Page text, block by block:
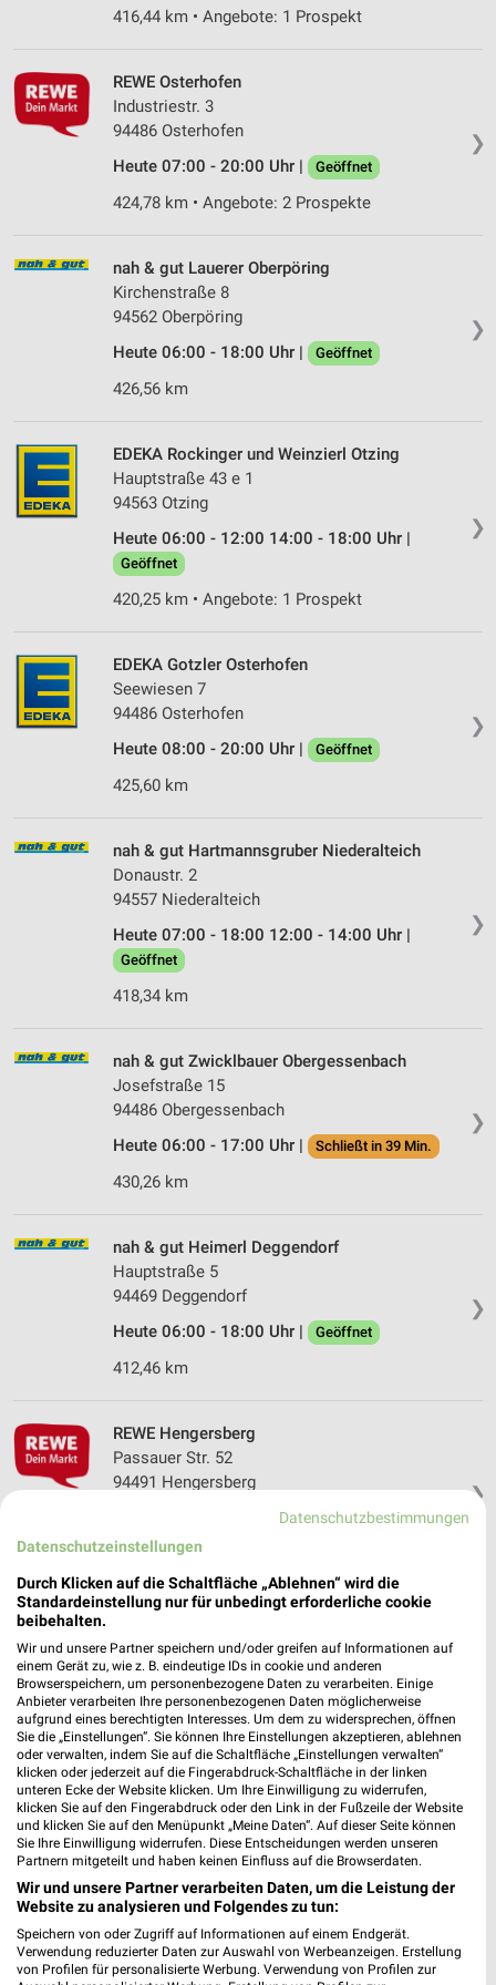
416,44 km • Angebote: 1 Prospekt
❯
REWE Osterhofen
Industriestr. 3
94486 Osterhofen
Heute 07:00 - 20:00 Uhr |
Geöffnet
424,78 km • Angebote: 2 Prospekte
❯
nah & gut Lauerer Oberpöring
Kirchenstraße 8
94562 Oberpöring
Heute 06:00 - 18:00 Uhr |
Geöffnet
426,56 km
❯
EDEKA Rockinger und Weinzierl Otzing
Hauptstraße 43 e 1
94563 Otzing
Heute 06:00 - 12:00 14:00 - 18:00 Uhr |
Geöffnet
420,25 km • Angebote: 1 Prospekt
❯
EDEKA Gotzler Osterhofen
Seewiesen 7
94486 Osterhofen
Heute 08:00 - 20:00 Uhr |
Geöffnet
425,60 km
❯
nah & gut Hartmannsgruber Niederalteich
Donaustr. 2
94557 Niederalteich
Heute 07:00 - 18:00 12:00 - 14:00 Uhr |
Geöffnet
418,34 km
❯
nah & gut Zwicklbauer Obergessenbach
Josefstraße 15
94486 Obergessenbach
Heute 06:00 - 17:00 Uhr |
Schließt in 39 Min.
430,26 km
❯
nah & gut Heimerl Deggendorf
Hauptstraße 5
94469 Deggendorf
Heute 06:00 - 18:00 Uhr |
Geöffnet
412,46 km
❯
REWE Hengersberg
Passauer Str. 52
94491 Hengersberg
Heute 07:00 - 20:00 Uhr | Geöffnet
417,75 km • Angebote: 2 Prospekte
Werftstraße 15
94469 Deggendorf
Heute 06:00 - 20:00 Uhr | Geöffnet
411,77 km • Angebote: 1 Prospekt
EDEKA Buchbauer Hengersberg
Deggendorfer Straße 14
94491 Hengersberg
Heute 07:00 - 20:00 Uhr | Geöffnet
417,18 km • Angebote: 1 Prospekt
Datenschutzbestimmungen
Datenschutzeinstellungen
Durch Klicken auf die Schaltfläche „Ablehnen“ wird die
Standardeinstellung nur für unbedingt erforderliche cookie
beibehalten.
Wir und unsere Partner speichern und/oder greifen auf Informationen auf
einem Gerät zu, wie z. B. eindeutige IDs in cookie und anderen
Browserspeichern, um personenbezogene Daten zu verarbeiten. Einige
Anbieter verarbeiten Ihre personenbezogenen Daten möglicherweise
aufgrund eines berechtigten Interesses. Um dem zu widersprechen, öffnen
Sie die „Einstellungen“. Sie können Ihre Einstellungen akzeptieren, ablehnen
oder verwalten, indem Sie auf die Schaltfläche „Einstellungen verwalten“
klicken oder jederzeit auf die Fingerabdruck-Schaltfläche in der linken
unteren Ecke der Website klicken. Um Ihre Einwilligung zu widerrufen,
klicken Sie auf den Fingerabdruck oder den Link in der Fußzeile der Website
und klicken Sie auf den Menüpunkt „Meine Daten“. Auf dieser Seite können
Sie Ihre Einwilligung widerrufen. Diese Entscheidungen werden unseren
Partnern mitgeteilt und haben keinen Einfluss auf die Browserdaten.
Wir und unsere Partner verarbeiten Daten, um die Leistung der
Website zu analysieren und Folgendes zu tun:
Speichern von oder Zugriff auf Informationen auf einem Endgerät.
Verwendung reduzierter Daten zur Auswahl von Werbeanzeigen. Erstellung
von Profilen für personalisierte Werbung. Verwendung von Profilen zur